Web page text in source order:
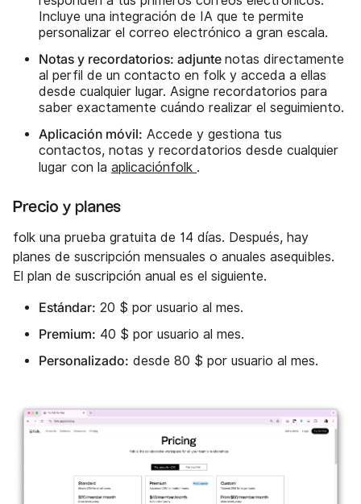
Incluye una integración de IA que te permite
personalizar el correo electrónico a gran escala.
Notas y recordatorios: adjunte notas directamente
al perfil de un contacto en folk y acceda a ellas
desde cualquier lugar. Asigne recordatorios para
saber exactamente cuándo realizar el seguimiento.
Aplicación móvil: Accede y gestiona tus
contactos, notas y recordatorios desde cualquier
lugar con la aplicaciónfolk .
Precio y planes
folk una prueba gratuita de 14 días. Después, hay
planes de suscripción mensuales o anuales asequibles.
El plan de suscripción anual es el siguiente.
Estándar: 20 $ por usuario al mes.
Premium: 40 $ por usuario al mes.
Personalizado: desde 80 $ por usuario al mes.